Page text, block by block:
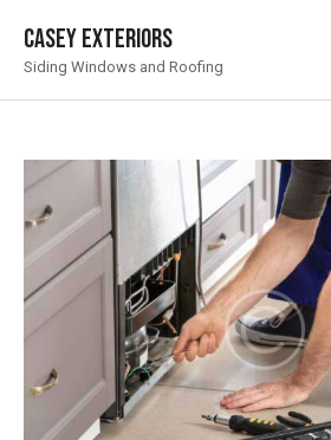
Casey Exteriors
Siding Windows and Roofing